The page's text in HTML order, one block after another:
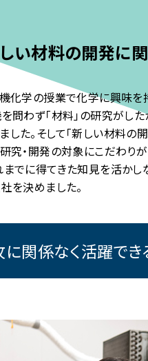
い材料の開発に関
化学の授業で化学に興味
問わず「材料」の研究がし
た。そして「新しい材料の
究・開発の対象にこだわり
でに得てきた知見を活かし
を決めました。
関係なく活躍でき